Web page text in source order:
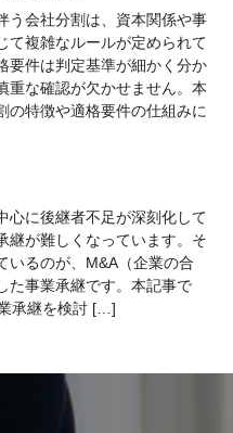
う会社分割は、資本関係や事
て複雑なルールが定められて
要件は判定基準が細かく分か
重な確認が欠かせません。本
の特徴や適格要件の仕組みに
心に後継者不足が深刻化して
継が難しくなっています。そ
いるのが、M&A（企業の合
た事業承継です。本記事で
承継を検討 […]